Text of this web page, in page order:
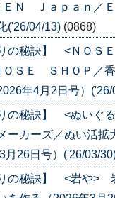
Ｎ Ｊａｐａｎ／
('26/04/13) (0868)
りの秘訣】 <ＮＯ
ＳＥ ＳＨＯＰ／香
年4月2日号）('26/
の秘訣】 <ぬいぐ
カーズ／ぬい活拡
月26日号）('26/03/
りの秘訣】 <岩や>